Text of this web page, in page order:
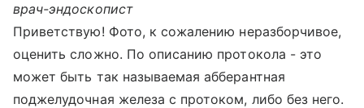
врач-эндоскопист
Приветствую! Фото, к сожалению неразборчивое,
оценить сложно. По описанию протокола - это
может быть так называемая абберантная
поджелудочная железа с протоком, либо без него.